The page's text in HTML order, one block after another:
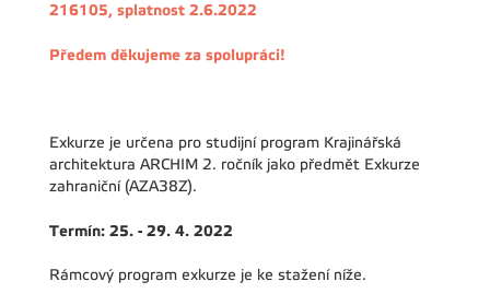
216105, splatnost 2.6.2022
Předem děkujeme za spolupráci!
Exkurze je určena pro studijní program Krajinářská
architektura ARCHIM 2. ročník jako předmět Exkurze
zahraniční (AZA38Z).
Termín: 25. - 29. 4. 2022
Rámcový program exkurze je ke stažení níže.